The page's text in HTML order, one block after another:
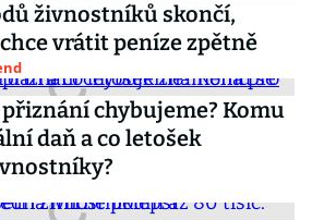
živnostníků skončí,
vrátit peníze zpětně
chybujeme? Komu
daň a co letošek